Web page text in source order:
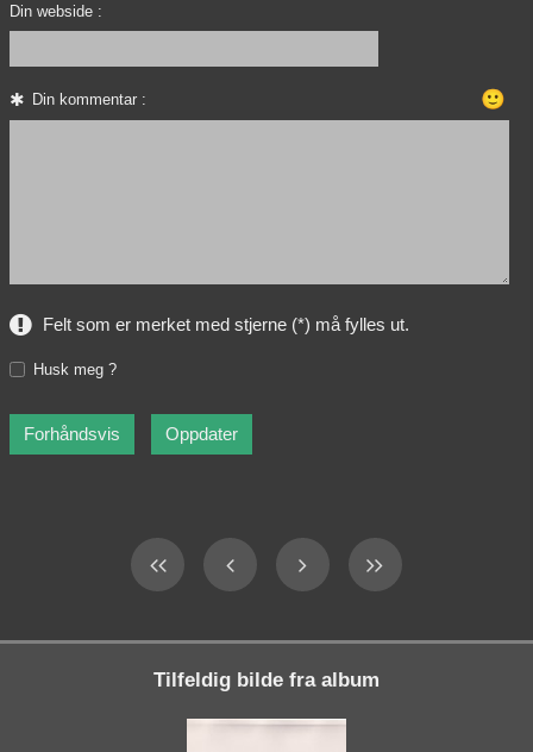
Din webside :
Din kommentar : 🙂
Felt som er merket med stjerne (*) må fylles ut.
Husk meg ?
Tilfeldig bilde fra album